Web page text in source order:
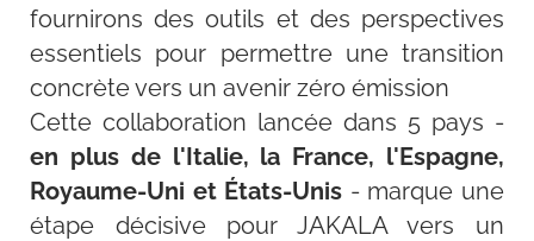
fournirons des outils et des perspectives
essentiels pour permettre une transition
concrète vers un avenir zéro émission
Cette collaboration lancée dans 5 pays -
en plus de l'Italie, la France, l'Espagne,
Royaume-Uni et États-Unis - marque une
étape décisive pour JAKALA vers un